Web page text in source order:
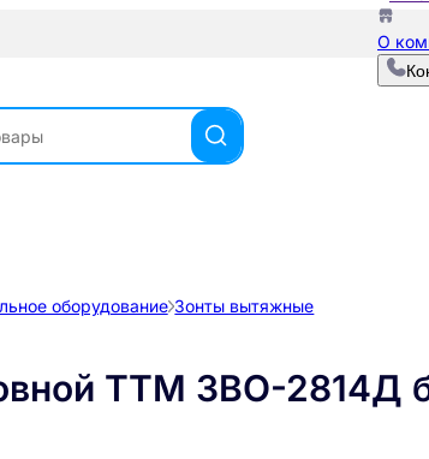
О
оборудование Зонты вытяжные
ТТМ ЗВО-2814Д